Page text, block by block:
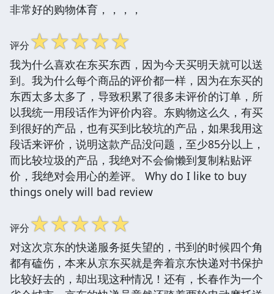
非常好的购物体育，，，，
评分☆☆☆☆☆
我为什么喜欢在东买东西，因为今天买明天就可以送
到。我为什么每个商品的评价都一样，因为在东买的
东西太多太多了，导致积累了很多未评价的订单，所
以我统一用段话作为评价内容。东购物这么久，有买
到很好的产品，也有买到比较坑的产品，如果我用这
段话来评价，说明这款产品没问题，至少85分以上，
而比较垃圾的产品，我绝对不会偷懒到复制粘贴评
价，我绝对会用心的差评。 Why do I like to buy
things onely will bad review
评分☆☆☆☆☆
对这次京东的快递服务挺失望的，书到的时候四个角
都有磕伤，本来从京东买就是奔着京东快递对书保护
比较好去的，却出现这种情况！还有，长春作为一个